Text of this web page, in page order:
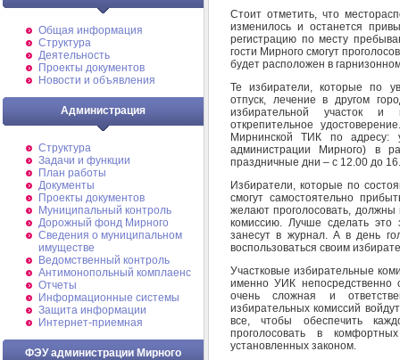
Общая информация
Структура
Деятельность
Проекты документов
Новости и объявления
Администрация
Структура
Задачи и функции
План работы
Документы
Проекты документов
Муниципальный контроль
Дорожный фонд Мирного
Cведения о муниципальном
имуществе
Ведомственный контроль
Антимонопольный комплаенс
Отчеты
Информационные системы
Защита информации
Интернет-приемная
ФЭУ администрации Мирного
Стоит отметить, что
изменилось и останется
регистрацию по месту
гости Мирного смогут
будет расположен в
Те избиратели, которые по
отпуск, лечение в другом
избирательной участок и
открепительное
Мирнинской ТИК по адресу:
администрации Мирного) в
праздничные дни – с 12.00 до
Избиратели, которые по
смогут самостоятельно
желают проголосовать, должны
комиссию. Лучше сделать
занесут в журнал. А в день
воспользоваться своим
Участковые избирательные
именно УИК непосредственно
очень сложная и
избирательных комиссий
все, чтобы обеспечить
проголосовать в
установленных законом.